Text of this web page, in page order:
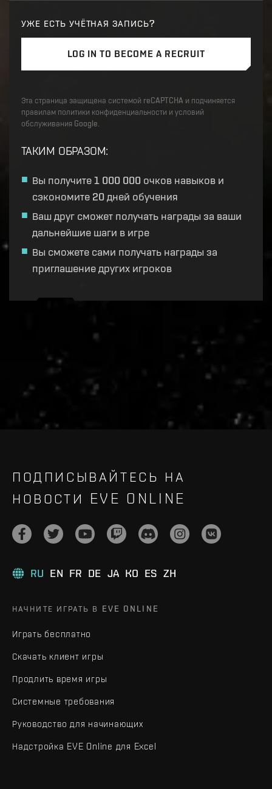
УЖЕ ЕСТЬ УЧЁТНАЯ ЗАПИСЬ?
LOG IN TO BECOME A RECRUIT
Эта страница защищена системой reCAPTCHA и подчиняется
правилам политики конфиденциальности и условий
обслуживания Google.
ТАКИМ ОБРАЗОМ:
Вы получите 1 000 000 очков навыков и
сэкономите 20 дней обучения
Ваш друг сможет получать награды за ваши
дальнейшие шаги в игре
Вы сможете сами получать награды за
приглашение других игроков
live.evetech.net/api/v1
ПОДПИСЫВАЙТЕСЬ НА
НОВОСТИ EVE ONLINE
RU EN FR DE JA KO ES ZH
НАЧНИТЕ ИГРАТЬ В EVE ONLINE
Играть бесплатно
Скачать клиент игры
Продлить время игры
Системные требования
Руководство для начинающих
Надстройка EVE Online для Excel